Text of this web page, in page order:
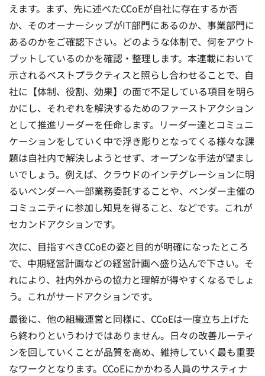
えます。まず、先に述べたCCoEが自社に存在するか否
か、そのオーナーシップがIT部門にあるのか、事業部門に
あるのかをご確認下さい。どのような体制で、何をアウト
プットしているのかを確認・整理します。本連載において
示されるベストプラクティスと照らし合わせることで、自
社に【体制、役割、効果】の面で不足している項目を明ら
かにし、それぞれを解決するためのファーストアクション
として推進リーダーを任命します。リーダー達とコミュニ
ケーションをしていく中で浮き彫りとなってくる様々な課
題は自社内で解決しようとせず、オープンな手法が望まし
いでしょう。例えば、クラウドのインテグレーションに明
るいベンダーへ一部業務委託することや、ベンダー主催の
コミュニティに参加し知見を得ること、などです。これが
セカンドアクションです。
次に、目指すべきCCoEの姿と目的が明確になったところ
で、中期経営計画などの経営計画へ盛り込んで下さい。そ
れにより、社内外からの協力と理解が得やすくなるでしょ
う。これがサードアクションです。
最後に、他の組織運営と同様に、CCoEは一度立ち上げた
ら終わりというわけではありません。日々の改善ルーティ
ンを回していくことが品質を高め、維持していく最も重要
なワークとなります。CCoEにかかわる人員のサスティナ